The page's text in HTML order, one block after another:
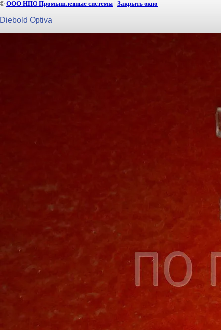
© ООО НПО Промышленные системы | Закрыть окно
Diebold Optiva